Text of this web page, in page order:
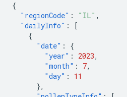
{
"regionCode" : "IL" ,
"dailyInfo" :
[
{
"date" :
{
"year" : 2023,
"month" : 7,
"day" :
11
},